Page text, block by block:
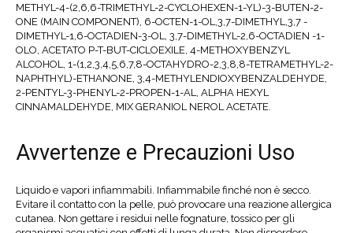
METHYL-4-(2,6,6-TRIMETHYL-2-CYCLOHEXEN-1-YL)-3-BUTEN-2-
ONE (MAIN COMPONENT), 6-OCTEN-1-OL,3,7-DIMETHYL,3,7 -
DIMETHYL-1,6-OCTADIEN-3-OL, 3,7-DIMETHYL-2,6-OCTADIEN -1-
OLO, ACETATO P-T-BUT-CICLOEXILE, 4-METHOXYBENZYL
ALCOHOL, 1-(1,2,3,4,5,6,7,8-OCTAHYDRO-2,3,8,8-TETRAMETHYL-2-
NAPHTHYL)-ETHANONE, 3,4-METHYLENDIOXYBENZALDEHYDE,
2-PENTYL-3-PHENYL-2-PROPEN-1-AL, ALPHA HEXYL
CINNAMALDEHYDE, MIX GERANIOL NEROL ACETATE.
Avvertenze e Precauzioni Uso
Liquido e vapori infiammabili. Infiammabile finché non è secco.
Evitare il contatto con la pelle, può provocare una reazione allergica
cutanea. Non gettare i residui nelle fognature, tossico per gli